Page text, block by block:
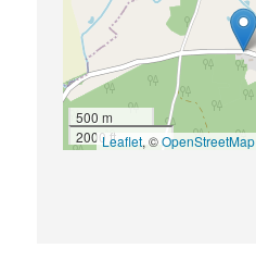
500 m
2000 ftLeaflet, ©OpenStreetMap